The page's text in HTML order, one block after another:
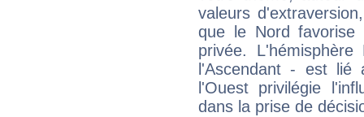
valeurs
que le Nord favorise
privée.
l'Ascendant - est
l'Ouest privilégie
dans la prise de